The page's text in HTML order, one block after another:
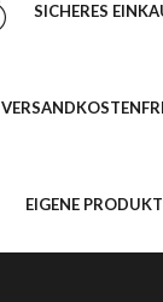
SICHERES
EIGENE